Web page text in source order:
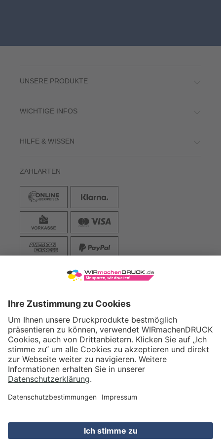
UNSERE PRODUKTE
WICHTIGE INFOS
HILFE & WISSEN
ZAHLARTEN
VERSAND
WIRmachenDRUCK GmbH
Illerstraße 15